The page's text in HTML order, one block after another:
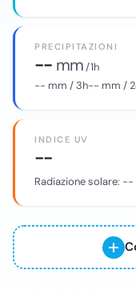
PRECIPITAZIONI
-- mm/ 1h
-- mm / 3h-- mm /
INDICE UV
--
Radiazione solare: --